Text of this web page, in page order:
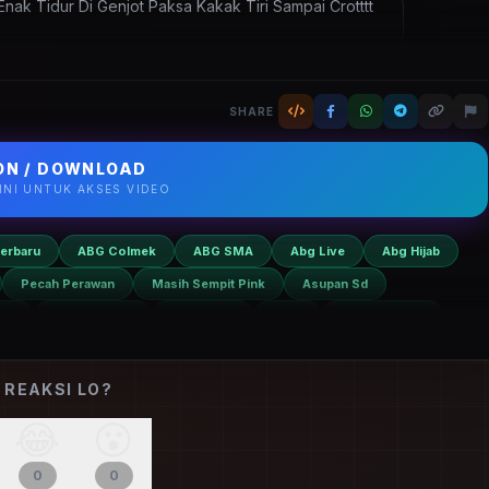
sangat tajam di ARSIPBOCILDOOD.COM. Update harian, lancar
SHARE
/ DOWNLOAD
UNTUK AKSES VIDEO
ABG Colmek ABG SMA Abg Live Abg Hijab
Pecah Perawan Masih Sempit Pink Asupan Sd
REAKSI LO?
0 0